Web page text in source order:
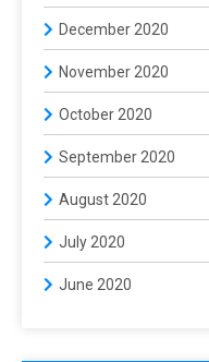
December 2020
November 2020
October 2020
September 2020
August 2020
July 2020
June 2020